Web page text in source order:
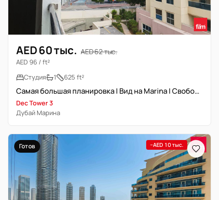
AED 60 тыс. AED 62 тыс.
AED 96 / ft²
Студия
1 625 ft²
Самая большая планировка | Вид на Marina | Свободна | Меблирована
Dec Tower 3
Дубай Марина
Готов −AED 10 тыс.